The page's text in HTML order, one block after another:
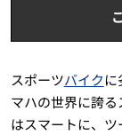
スポーツバイクに
マハの世界に誇る
はスマートに、